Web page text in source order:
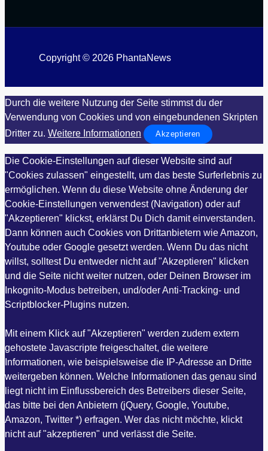
Copyright © 2026 PhantaNews
Durch die weitere Nutzung der Seite stimmst du der
Verwendung von Cookies und von eingebundenen Skripten
Dritter zu. Weitere Informationen Akzeptieren
Die Cookie-Einstellungen auf dieser Website sind auf
"Cookies zulassen" eingestellt, um das beste Surferlebnis zu
ermöglichen. Wenn du diese Website ohne Änderung der
Cookie-Einstellungen verwendest (Navigation) oder auf
"Akzeptieren" klickst, erklärst Du Dich damit einverstanden.
Dann können auch Cookies von Drittanbietern wie Amazon,
Youtube oder Google gesetzt werden. Wenn Du das nicht
willst, solltest Du entweder nicht auf "Akzeptieren" klicken
und die Seite nicht weiter nutzen, oder Deinen Browser im
Inkognito-Modus betreiben, und/oder Anti-Tracking- und
Scriptblocker-Plugins nutzen.
Mit einem Klick auf "Akzeptieren" werden zudem extern
gehostete Javascripte freigeschaltet, die weitere
Informationen, wie beispielsweise die IP-Adresse an Dritte
weitergeben können. Welche Informationen das genau sind
liegt nicht im Einflussbereich des Betreibers dieser Seite,
das bitte bei den Anbietern (jQuery, Google, Youtube,
Amazon, Twitter *) erfragen. Wer das nicht möchte, klickt
nicht auf "akzeptieren" und verlässt die Seite.